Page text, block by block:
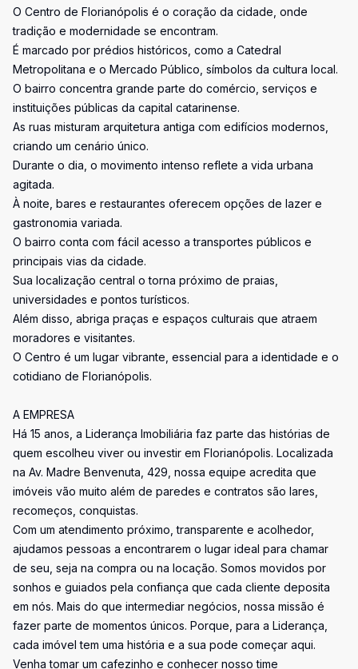
O Centro de Florianópolis é o coração da cidade, onde
tradição e modernidade se encontram.
É marcado por prédios históricos, como a Catedral
Metropolitana e o Mercado Público, símbolos da cultura local.
O bairro concentra grande parte do comércio, serviços e
instituições públicas da capital catarinense.
As ruas misturam arquitetura antiga com edifícios modernos,
criando um cenário único.
Durante o dia, o movimento intenso reflete a vida urbana
agitada.
À noite, bares e restaurantes oferecem opções de lazer e
gastronomia variada.
O bairro conta com fácil acesso a transportes públicos e
principais vias da cidade.
Sua localização central o torna próximo de praias,
universidades e pontos turísticos.
Além disso, abriga praças e espaços culturais que atraem
moradores e visitantes.
O Centro é um lugar vibrante, essencial para a identidade e o
cotidiano de Florianópolis.
A EMPRESA
Há 15 anos, a Liderança Imobiliária faz parte das histórias de
quem escolheu viver ou investir em Florianópolis. Localizada
na Av. Madre Benvenuta, 429, nossa equipe acredita que
imóveis vão muito além de paredes e contratos são lares,
recomeços, conquistas.
Com um atendimento próximo, transparente e acolhedor,
ajudamos pessoas a encontrarem o lugar ideal para chamar
de seu, seja na compra ou na locação. Somos movidos por
sonhos e guiados pela confiança que cada cliente deposita
em nós. Mais do que intermediar negócios, nossa missão é
fazer parte de momentos únicos. Porque, para a Liderança,
cada imóvel tem uma história e a sua pode começar aqui.
Venha tomar um cafezinho e conhecer nosso time